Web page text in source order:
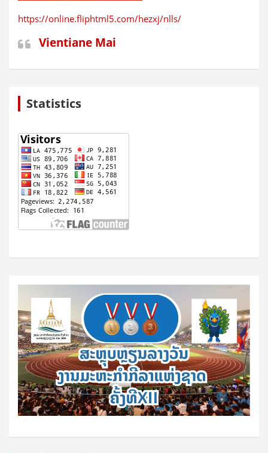
https://online.fliphtml5.com/hezxj/nlls/
Vientiane Mai
Statistics